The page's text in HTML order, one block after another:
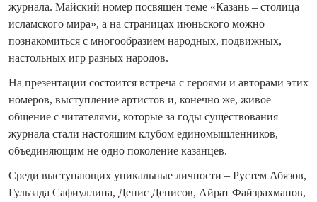
журнала. Майский номер посвящён теме «Казань – столица
исламского мира», а на страницах июньского можно
познакомиться с многообразием народных, подвижных,
настольных игр разных народов.
На презентации состоится встреча с героями и авторами этих
номеров, выступление артистов и, конечно же, живое
общение с читателями, которые за годы существования
журнала стали настоящим клубом единомышленников,
объединяющим не одно поколение казанцев.
Среди выступающих уникальные личности – Рустем Абязов,
Гульзада Сафиуллина, Денис Денисов, Айрат Файзрахманов,